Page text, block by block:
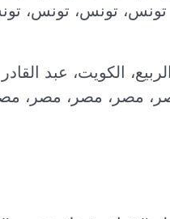
تونس، تونس،
الكويت، عبد
مصر، مصر، مصر،